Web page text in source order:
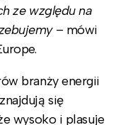
ze względu na
– mówi
branży energii
się
wysoko i plasuje